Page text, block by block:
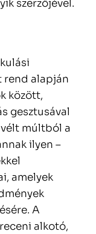
szerzőjével.
rend alapján
között,
gesztusával
múltból a
ilyen –
amelyek
A
alkotó,